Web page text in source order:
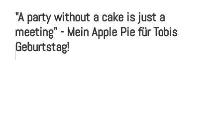
"A party without a cake is just a
meeting" - Mein Apple Pie für Tobis
Geburtstag!